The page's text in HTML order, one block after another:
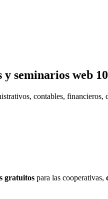
seminarios web
contables, financieros,
gratuitos para las cooperativas,